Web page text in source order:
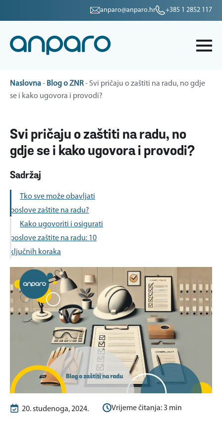
anparo@anparo.hr +385 1 2852 117
Naslovna- Blog o ZNR- Svi pričaju o zaštiti na radu, no gdje
se i kako ugovora i provodi?
Svi pričaju o zaštiti na radu, no
gdje se i kako ugovora i provodi?
Sadržaj
Tko sve može obavljati
poslove zaštite na radu?
Kako ugovoriti i osigurati
poslove zaštite na radu: 10
ključnih koraka
20. studenoga, 2024. Vrijeme čitanja: 3 min